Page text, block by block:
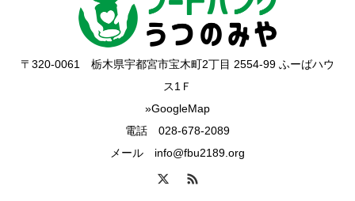
〒320-0061 栃木県宇都宮市宝木町2丁目 2554-99 ふーばハウ
ス1Ｆ
»GoogleMap
電話 028-678-2089
メール info@fbu2189.org